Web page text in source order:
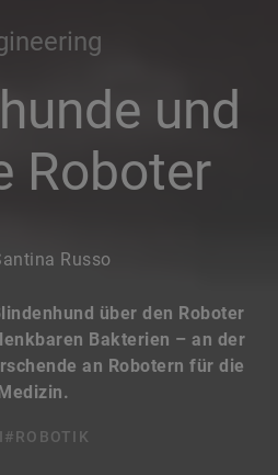
und
Roboter
Russo
über den Roboter
Bakterien – an der
an Robotern für die
#ROBOTIK